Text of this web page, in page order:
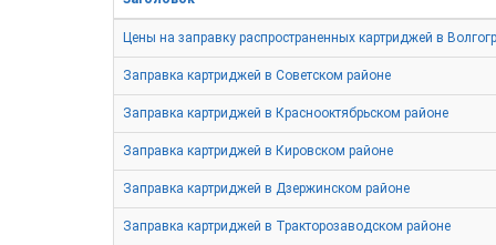
Цены на заправку распространенных картриджей в
Заправка картриджей в Советском районе
Заправка картриджей в Краснооктябрьском районе
Заправка картриджей в Кировском районе
Заправка картриджей в Дзержинском районе
Заправка картриджей в Тракторозаводском районе